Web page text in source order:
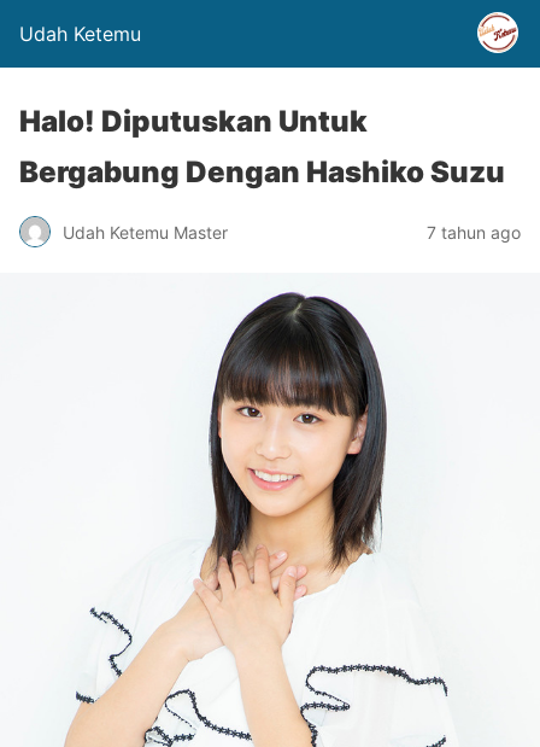
Udah Ketemu
Halo! Diputuskan Untuk
Bergabung Dengan Hashiko Suzu
Udah Ketemu Master 7 tahun ago